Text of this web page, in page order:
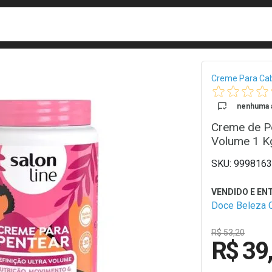
Creme Para
nenhuma
Creme de
Volume 1
Doce Beleza
R$ 53,20
R$